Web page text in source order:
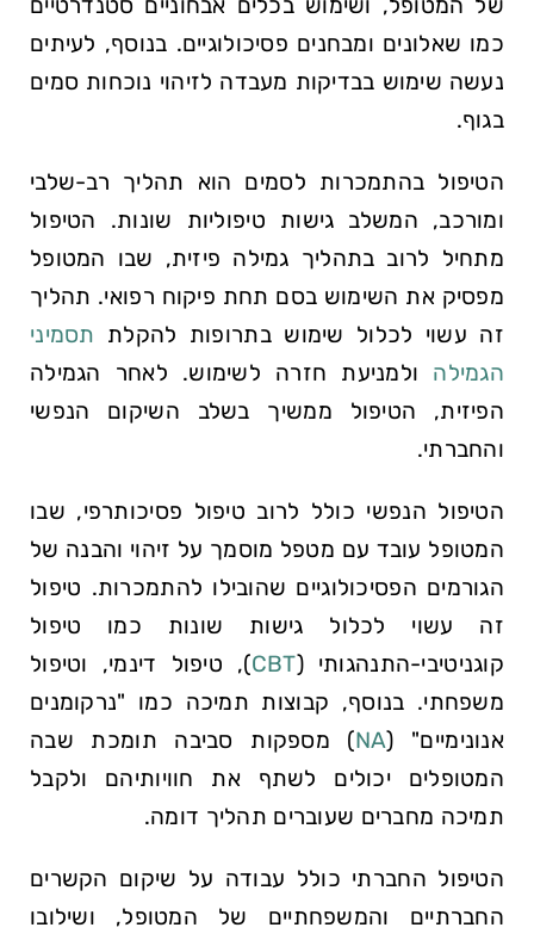
של המטופל, ושימוש בכלים אבחוניים סטנדרטיים
כמו שאלונים ומבחנים פסיכולוגיים. בנוסף, לעיתים
נעשה שימוש בבדיקות מעבדה לזיהוי נוכחות סמים
בגוף.
הטיפול בהתמכרות לסמים הוא תהליך רב-שלבי
ומורכב, המשלב גישות טיפוליות שונות. הטיפול
מתחיל לרוב בתהליך גמילה פיזית, שבו המטופל
מפסיק את השימוש בסם תחת פיקוח רפואי. תהליך
זה עשוי לכלול שימוש בתרופות להקלת תסמיני
הגמילה ולמניעת חזרה לשימוש. לאחר הגמילה
הפיזית, הטיפול ממשיך בשלב השיקום הנפשי
והחברתי.
הטיפול הנפשי כולל לרוב טיפול פסיכותרפי, שבו
המטופל עובד עם מטפל מוסמך על זיהוי והבנה של
הגורמים הפסיכולוגיים שהובילו להתמכרות. טיפול
זה עשוי לכלול גישות שונות כמו טיפול
קוגניטיבי-התנהגותי (CBT), טיפול דינמי, וטיפול
משפחתי. בנוסף, קבוצות תמיכה כמו "נרקומנים
אנונימיים" (NA) מספקות סביבה תומכת שבה
המטופלים יכולים לשתף את חוויותיהם ולקבל
תמיכה מחברים שעוברים תהליך דומה.
הטיפול החברתי כולל עבודה על שיקום הקשרים
החברתיים והמשפחתיים של המטופל, ושילובו